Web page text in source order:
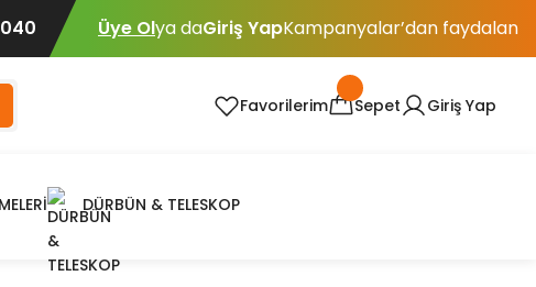
Üye Olya daGiriş YapKampanyalar’dan faydalan
Favorilerim Sepet Giriş Yap
DÜRBÜN & TELESKOP